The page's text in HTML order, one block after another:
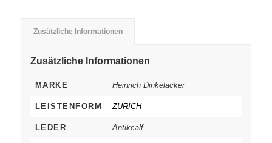
Zusätzliche Informationen
Zusätzliche Informationen
MARKE Heinrich Dinkelacker
LEISTENFORM ZÜRICH
LEDER Antikcalf